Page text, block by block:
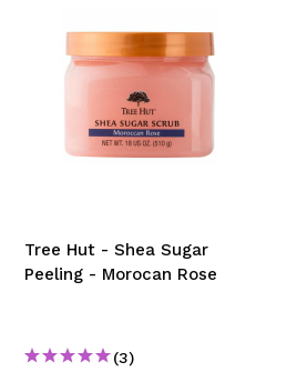
Tree Hut - Shea Sugar
Peeling - Morocan Rose
(3)